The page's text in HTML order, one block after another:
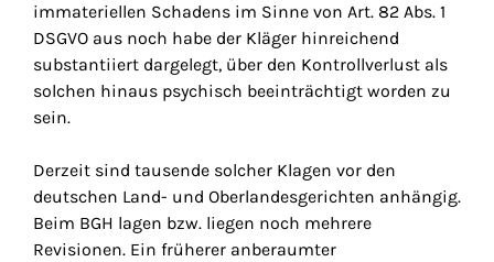
immateriellen Schadens im Sinne von Art. 82 Abs. 1
DSGVO aus noch habe der Kläger hinreichend
substantiiert dargelegt, über den Kontrollverlust als
solchen hinaus psychisch beeinträchtigt worden zu
sein.
Derzeit sind tausende solcher Klagen vor den
deutschen Land- und Oberlandesgerichten anhängig.
Beim BGH lagen bzw. liegen noch mehrere
Revisionen. Ein früherer anberaumter